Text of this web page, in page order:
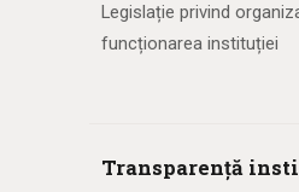
Legislație privind
funcționarea instituției
Transparență